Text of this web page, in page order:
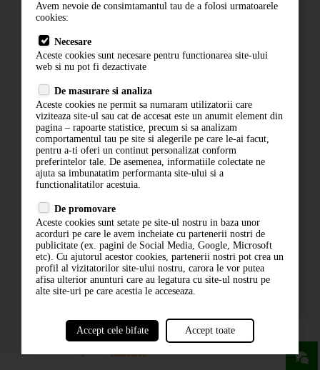
Cum comand
Livrare
Contact
Politica de confidentialitate
ANPC
ABONARE LA NEWSLETTER
ABONARE
Avem nevoie de consimtamantul tau de a folosi urmatoarele
cookies:
Necesare
Aceste cookies sunt necesare pentru functionarea site-ului
web si nu pot fi dezactivate
De masurare si analiza
Aceste cookies ne permit sa numaram utilizatorii care
viziteaza site-ul sau cat de accesat este un anumit element din
pagina – rapoarte statistice, precum si sa analizam
comportamentul tau pe site si alegerile pe care le-ai facut,
pentru a-ti oferi un continut personalizat conform
preferintelor tale. De asemenea, informatiile colectate ne
ajuta sa imbunatatim performanta site-ului si a
functionalitatilor acestuia.
De promovare
Aceste cookies sunt setate pe site-ul nostru in baza unor
acorduri pe care le avem incheiate cu partenerii nostri de
publicitate (ex. pagini de Social Media, Google, Microsoft
etc). Cu ajutorul acestor cookies, partenerii nostri pot crea un
profil al vizitatorilor site-ului nostru, carora le vor putea
afisa ulterior anunturi care au legatura cu site-ul nostru pe
alte site-uri pe care acestia le acceseaza.
Accept cele bifate Accept toate